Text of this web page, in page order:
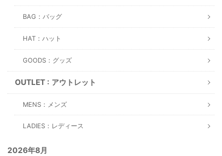
BAG：バッグ
HAT：ハット
GOODS：グッズ
OUTLET : アウトレット
MENS：メンズ
LADIES：レディース
2026年8月